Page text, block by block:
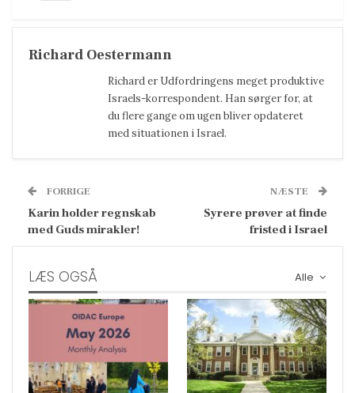
Richard Oestermann
Richard er Udfordringens meget produktive
Israels-korrespondent. Han sørger for, at
du flere gange om ugen bliver opdateret
med situationen i Israel.
FORRIGE
Karin holder regnskab
med Guds mirakler!
NÆSTE
Syrere prøver at finde
fristed i Israel
Alle
LÆS OGSÅ